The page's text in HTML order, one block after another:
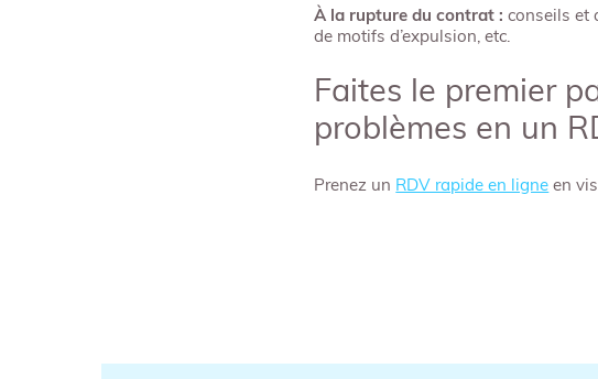
À la rupture du contrat : conseils et
de motifs d’expulsion, etc.
Faites le premier
problèmes en un
Prenez un RDV rapide en ligne en